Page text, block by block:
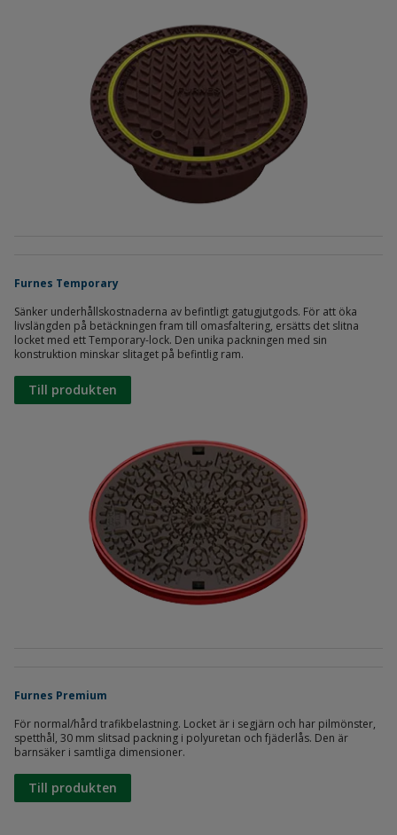
Furnes Temporary
Sänker underhållskostnaderna av befintligt gatugjutgods. För att öka
livslängden på betäckningen fram till omasfaltering, ersätts det slitna
locket med ett Temporary-lock. Den unika packningen med sin
konstruktion minskar slitaget på befintlig ram.
Till produkten
Furnes Premium
För normal/hård trafikbelastning. Locket är i segjärn och har pilmönster,
spetthål, 30 mm slitsad packning i polyuretan och fjäderlås. Den är
barnsäker i samtliga dimensioner.
Till produkten